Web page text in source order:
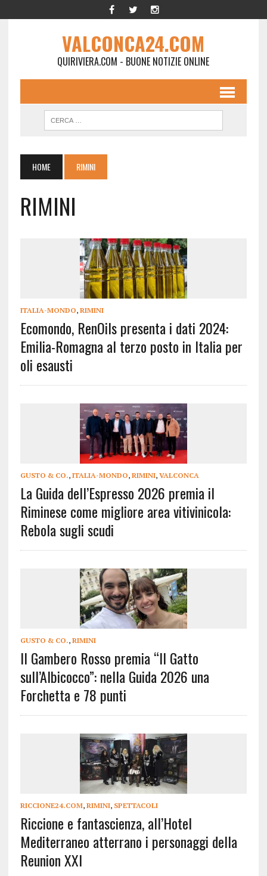
VALCONCA24.COM
QUIRIVIERA.COM - BUONE NOTIZIE ONLINE
HOME RIMINI
RIMINI
ITALIA-MONDO, RIMINI
Ecomondo, RenOils presenta i dati 2024:
Emilia-Romagna al terzo posto in Italia per
oli esausti
GUSTO & CO., ITALIA-MONDO, RIMINI, VALCONCA
La Guida dell’Espresso 2026 premia il
Riminese come migliore area vitivinicola:
Rebola sugli scudi
GUSTO & CO., RIMINI
Il Gambero Rosso premia “Il Gatto
sull’Albicocco”: nella Guida 2026 una
Forchetta e 78 punti
RICCIONE24.COM, RIMINI, SPETTACOLI
Riccione e fantascienza, all’Hotel
Mediterraneo atterrano i personaggi della
Reunion XXI